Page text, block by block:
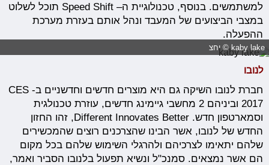
למשתמשים. בנוסף, טכנולוגיית ה– Speed Shift תוכל לשלוט
במצבי הביצועים של המעבד ונהל אותם בעזרת מערכת
ההפעלה.
kaby lake © יחצ
לנובו
חברת לנובו השיקה גם היא מוצרים חדשים וחדשניים ב- CES
2017 וביניהם 2 מחשבי גיימינג חדשים, עוזרת טכנולגית
וסמארטפון חדש. Different Innovates Better, זהו החזון
החדש של לנובו, אשר הבינו שהצרכנים רוצים שהמכשירים
שלהם יתאימו לצרכיהם ולהרגלי השימוש שלהם בכל מקום
הם אשר נמצאים. סמנכ"ל ונשיא תפעול בלנובו הסביר ואמר,